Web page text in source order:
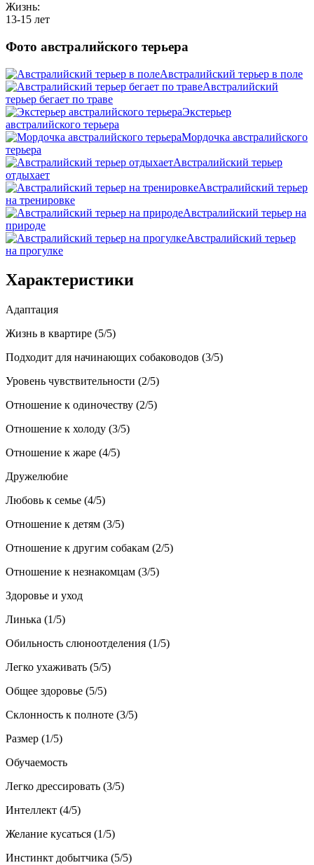
Жизнь:
13-15 лет
Фото австралийского терьера
Австралийский терьер в поле
Австралийский
терьер бегает по траве
Экстерьер
австралийского терьера
Мордочка австралийского
терьера
Австралийский терьер
отдыхает
Австралийский терьер
на тренировке
Австралийский терьер на
природе
Австралийский терьер
на прогулке
Характеристики
Адаптация
Жизнь в квартире (5/5)
Подходит для начинающих собаководов (3/5)
Уровень чувствительности (2/5)
Отношение к одиночеству (2/5)
Отношение к холоду (3/5)
Отношение к жаре (4/5)
Дружелюбие
Любовь к семье (4/5)
Отношение к детям (3/5)
Отношение к другим собакам (2/5)
Отношение к незнакомцам (3/5)
Здоровье и уход
Линька (1/5)
Обильность слюноотделения (1/5)
Легко ухаживать (5/5)
Общее здоровье (5/5)
Склонность к полноте (3/5)
Размер (1/5)
Обучаемость
Легко дрессировать (3/5)
Интеллект (4/5)
Желание кусаться (1/5)
Инстинкт добытчика (5/5)